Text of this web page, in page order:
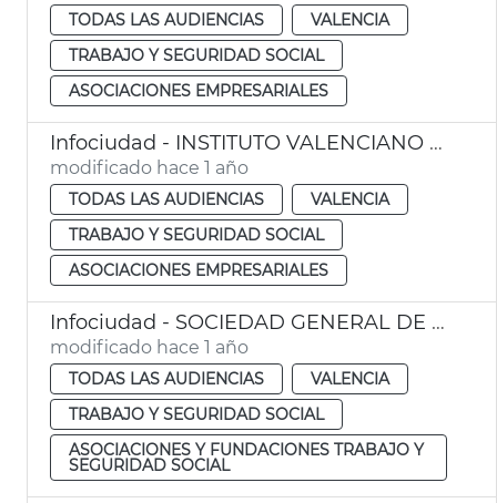
TODAS LAS AUDIENCIAS
VALENCIA
TRABAJO Y SEGURIDAD SOCIAL
ASOCIACIONES EMPRESARIALES
Infociudad - INSTITUTO VALENCIANO PARA EL ESTUDIO DE LA EMPRESA FAMILIAR (IVEFA)
modificado hace 1 año
TODAS LAS AUDIENCIAS
VALENCIA
TRABAJO Y SEGURIDAD SOCIAL
ASOCIACIONES EMPRESARIALES
Infociudad - SOCIEDAD GENERAL DE AUTORES Y EDITORES - SGAE
modificado hace 1 año
TODAS LAS AUDIENCIAS
VALENCIA
TRABAJO Y SEGURIDAD SOCIAL
ASOCIACIONES Y FUNDACIONES TRABAJO Y
SEGURIDAD SOCIAL